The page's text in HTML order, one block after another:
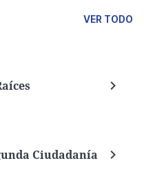
VER TODO
Ciudadanía